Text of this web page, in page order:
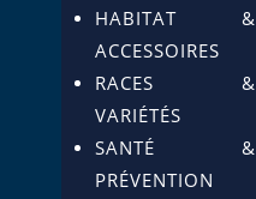
HABITAT &
ACCESSOIRES
RACES &
VARIÉTÉS
SANTÉ &
PRÉVENTION